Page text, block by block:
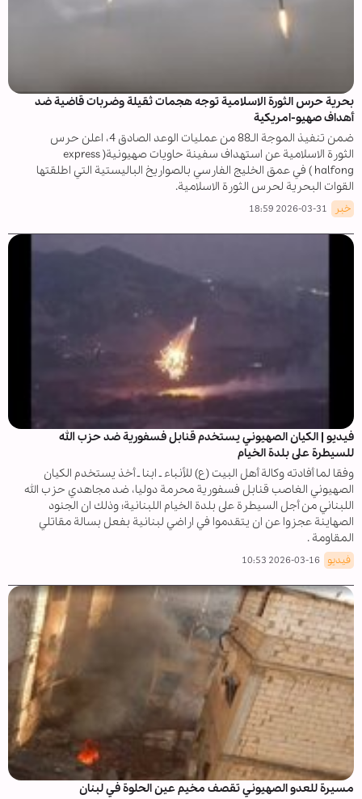
بحرية حرس الثورة الاسلامية توجه هجمات ثقيلة وضربات قاضية ضد
أهداف صهيو-امريكية
ضمن تنفيذ الموجة الـ88 من عمليات الوعد الصادق 4، اعلن حرس
الثورة الاسلامية عن استهداف سفينة حاويات صهيونية( express
halfong ) في عمق الخليج الفارسي بالصواريخ الباليستية التي اطلقتها
القوات البحرية لحرس الثورة الاسلامية.
خبر 2026-03-31 18:59
فيديو | الكيان الصهيوني يستخدم قنابل فسفورية ضد حزب الله
للسيطرة على بلدة الخيام
وفقا لما أفادته وكالة أهل البيت (ع) للأنباء ـ ابنا ـ أخذ يستخدم الكيان
الصهيوني الغاصب قنابل فسفورية محرمة دوليا، ضد مجاهدي حزب الله
اللبناني من أجل السيطرة على بلدة الخيام اللبنانية؛ وذلك ان الجنود
الصهاينة عجزوا عن ان يتقدموا في اراضي لبنانية بفعل بسالة مقاتلي
المقاومة .
فيديو 2026-03-16 10:53
مسيرة للعدو الصهيوني تقصف مخيم عين الحلوة في لبنان